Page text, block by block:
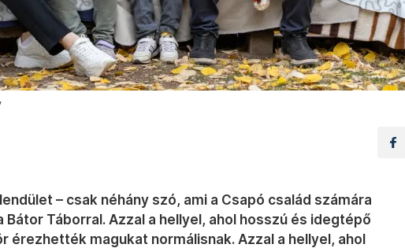
– csak néhány szó, ami a Csapó család számára
Táborral. Azzal a hellyel, ahol hosszú és idegtépő
érezhették magukat normálisnak. Azzal a hellyel, ahol